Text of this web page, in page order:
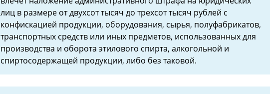
лиц в размере от двухсот тысяч до трехсот тысяч рублей с
конфискацией продукции, оборудования, сырья, полуфабрикатов,
транспортных средств или иных предметов, использованных для
производства и оборота этилового спирта, алкогольной и
спиртосодержащей продукции, либо без таковой.